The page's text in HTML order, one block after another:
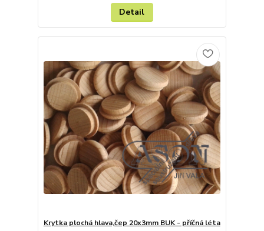
Detail
Krytka plochá hlava,čep 20x3mm BUK - příčná léta